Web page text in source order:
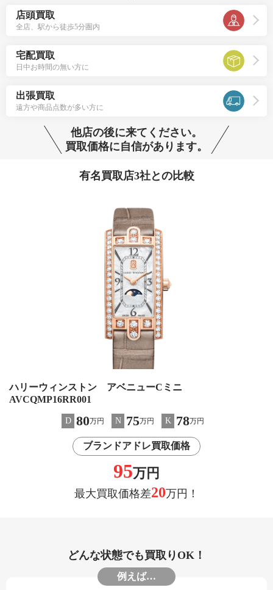
店頭買取
全店、駅から徒歩5分圏内
宅配買取
日中お時間の無い方に
出張買取
遠方や商品点数が多い方に
他店の後に来てください。
買取価格に自信があります。
有名買取店3社との比較
ハリーウィンストン アベニューCミニ
AVCQMP16RR001
D 80万円 N 75万円 K 78万円
ブランドアドレ買取価格
95万円
最大買取価格差20万円！
どんな状態でも買取りOK！
例えば…